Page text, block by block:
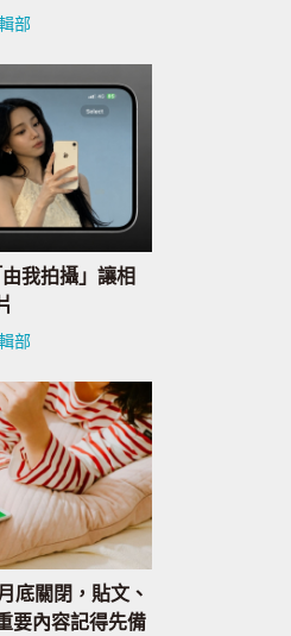
部
我拍攝」讓相
部
底關閉，貼文、
要內容記得先備